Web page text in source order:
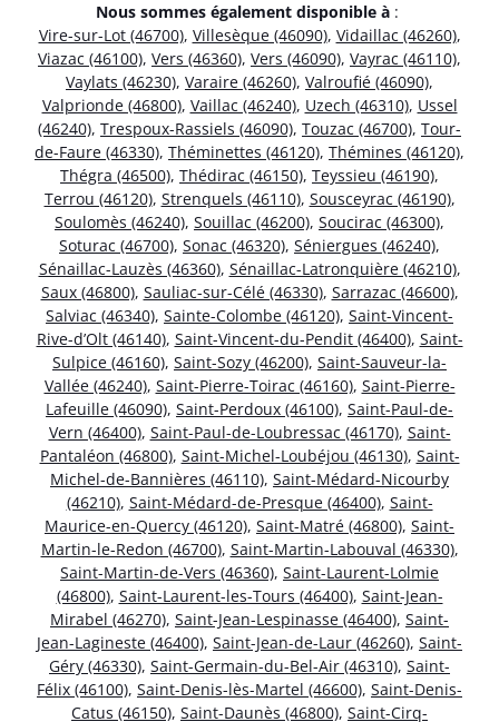
Nous sommes également disponible à :
Vire-sur-Lot (46700), Villesèque (46090), Vidaillac (46260),
Viazac (46100), Vers (46360), Vers (46090), Vayrac (46110),
Vaylats (46230), Varaire (46260), Valroufié (46090),
Valprionde (46800), Vaillac (46240), Uzech (46310), Ussel
(46240), Trespoux-Rassiels (46090), Touzac (46700), Tour-
de-Faure (46330), Théminettes (46120), Thémines (46120),
Thégra (46500), Thédirac (46150), Teyssieu (46190),
Terrou (46120), Strenquels (46110), Sousceyrac (46190),
Soulomès (46240), Souillac (46200), Soucirac (46300),
Soturac (46700), Sonac (46320), Séniergues (46240),
Sénaillac-Lauzès (46360), Sénaillac-Latronquière (46210),
Saux (46800), Sauliac-sur-Célé (46330), Sarrazac (46600),
Salviac (46340), Sainte-Colombe (46120), Saint-Vincent-
Rive-d’Olt (46140), Saint-Vincent-du-Pendit (46400), Saint-
Sulpice (46160), Saint-Sozy (46200), Saint-Sauveur-la-
Vallée (46240), Saint-Pierre-Toirac (46160), Saint-Pierre-
Lafeuille (46090), Saint-Perdoux (46100), Saint-Paul-de-
Vern (46400), Saint-Paul-de-Loubressac (46170), Saint-
Pantaléon (46800), Saint-Michel-Loubéjou (46130), Saint-
Michel-de-Bannières (46110), Saint-Médard-Nicourby
(46210), Saint-Médard-de-Presque (46400), Saint-
Maurice-en-Quercy (46120), Saint-Matré (46800), Saint-
Martin-le-Redon (46700), Saint-Martin-Labouval (46330),
Saint-Martin-de-Vers (46360), Saint-Laurent-Lolmie
(46800), Saint-Laurent-les-Tours (46400), Saint-Jean-
Mirabel (46270), Saint-Jean-Lespinasse (46400), Saint-
Jean-Lagineste (46400), Saint-Jean-de-Laur (46260), Saint-
Géry (46330), Saint-Germain-du-Bel-Air (46310), Saint-
Félix (46100), Saint-Denis-lès-Martel (46600), Saint-Denis-
Catus (46150), Saint-Daunès (46800), Saint-Cirq-